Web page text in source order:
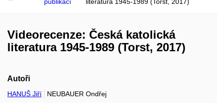
Videorecenze: Česká katolická
literatura 1945-1989 (Torst, 2017)
Autoři
HANUŠ Jiří NEUBAUER Ondřej